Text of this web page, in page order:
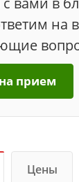
на
прием
Цены